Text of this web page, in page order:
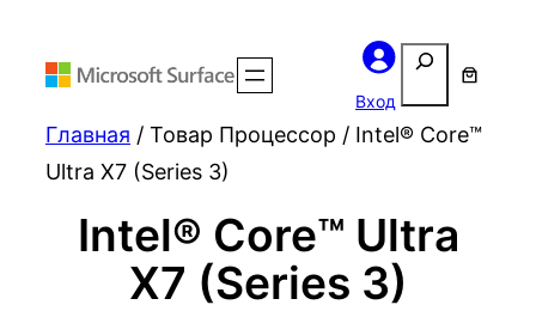
Вход
Поиск
Главная / Товар Процессор / Intel® Core™
Ultra X7 (Series 3)
Intel® Core™ Ultra
X7 (Series 3)